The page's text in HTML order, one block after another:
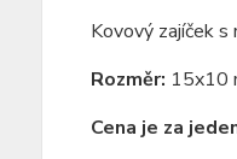
Kovový zajíček
Rozměr: 15x10
Cena je za